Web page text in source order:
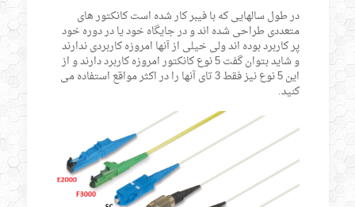
در طول سالهایی که با فیبر کار شده است کانکتور های
متعددی طراحی شده اند و در جایگاه خود یا در دوره خود
پر کاربرد بوده اند ولی خیلی از آنها امروزه کاربردی ندارند
و شاید بتوان گفت 5 نوع کانکتور امروزه کاربرد دارند و از
این 5 نوع نیز فقط 3 تای آنها را در اکثر مواقع استفاده می
کنید.